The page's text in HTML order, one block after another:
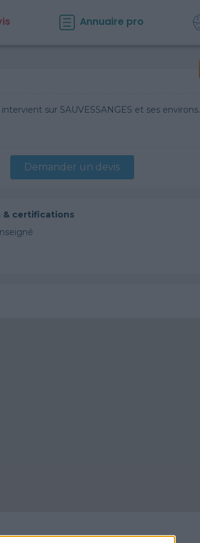
Annuaire pro
sur SAUVESSANGES et ses environs.
Demander un devis
& certifications